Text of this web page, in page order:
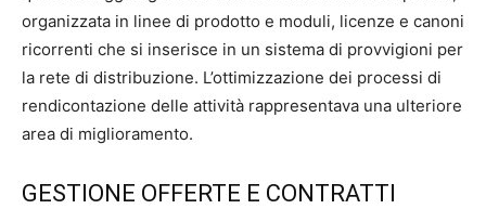
organizzata in linee di prodotto e moduli, licenze e canoni
ricorrenti che si inserisce in un sistema di provvigioni per
la rete di distribuzione. L’ottimizzazione dei processi di
rendicontazione delle attività rappresentava una ulteriore
area di miglioramento.
GESTIONE OFFERTE E CONTRATTI